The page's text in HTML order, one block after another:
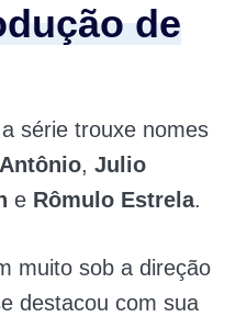
de
série trouxe nomes
, Julio
e Rômulo Estrela.
muito sob a direção
destacou com sua